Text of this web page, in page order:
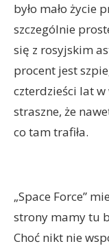
było mało życie
szczególnie
się z rosyjskim
procent jest
czterdzieści lat
straszne, że
co tam trafiła.
„Space Force”
strony mamy tu
Choć nikt nie